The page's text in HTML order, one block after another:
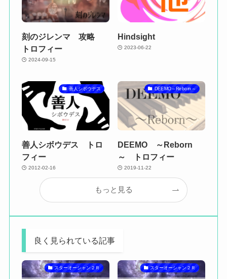
刻のジレンマ 攻略
トロフィー
2024-09-15
Hindsight
2023-06-22
善人シボウデス
善人シボウデス トロ
フィー
2012-02-16
DEEMO～Reborn～
DEEMO ～Reborn
～ トロフィー
2019-11-22
もっと見る
良く見られている記事
スターオーシャン２Ｒ スターオーシャン２Ｒ